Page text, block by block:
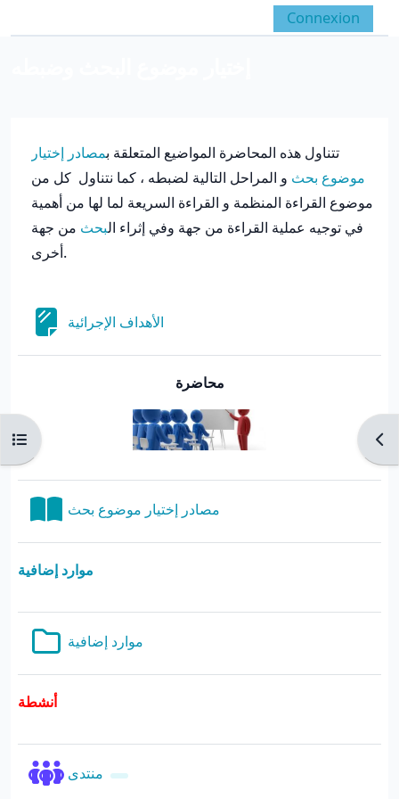
Panneau latéral
Activer/désactiver la
Connexion
Ouvrir l’index du cours
Résumé de section
تتناول هذه المحاضرة المواضيع المتعلقة بمصادر إختيار
موضوع بحث و المراحل التالية لضبطه ، كما نتناول كل من
موضوع القراءة المنظمة و القراءة السريعة لما لها من أهمية
في توجيه عملية القراءة من جهة وفي إثراء البحث من جهة
أخرى.
الأهداف الإجرائية
محاضرة
مصادر إختيار موضوع بحث
موارد إضافية
موارد إضافية
أنشطة
Forum